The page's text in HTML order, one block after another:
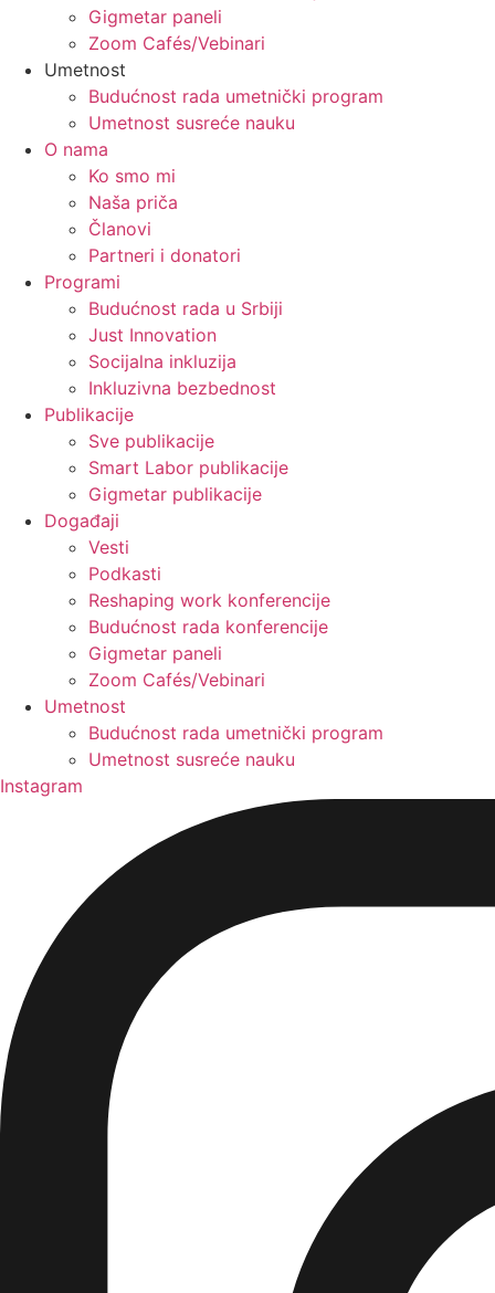
Gigmetar paneli
Zoom Cafés/Vebinari
Umetnost
Budućnost rada umetnički program
Umetnost susreće nauku
O nama
Ko smo mi
Naša priča
Članovi
Partneri i donatori
Programi
Budućnost rada u Srbiji
Just Innovation
Socijalna inkluzija
Inkluzivna bezbednost
Publikacije
Sve publikacije
Smart Labor publikacije
Gigmetar publikacije
Događaji
Vesti
Podkasti
Reshaping work konferencije
Budućnost rada konferencije
Gigmetar paneli
Zoom Cafés/Vebinari
Umetnost
Budućnost rada umetnički program
Umetnost susreće nauku
Instagram